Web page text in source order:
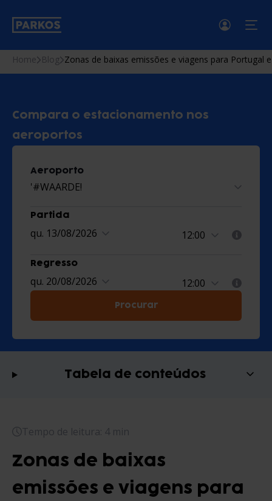
Home Blog Zonas de baixas emissões e viagens para Portugal
Compara o estacionamento nos
aeroportos
Aeroporto
'#WAARDE!
Partida
qu. 13/08/2026
Regresso
qu. 20/08/2026
Procurar
Tempo de leitura: 4 min
Zonas de baixas
emissões e viagens para
Tabela de conteúdos